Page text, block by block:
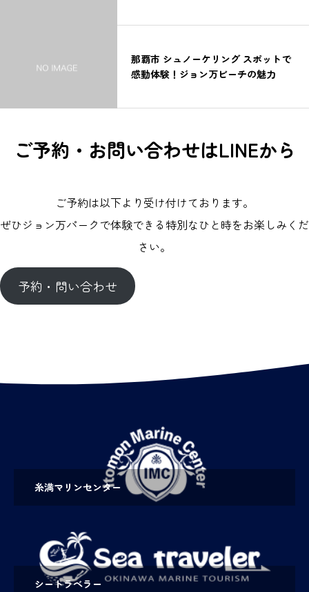
那覇市 シュノーケリング スポットで
感動体験！ジョン万ビーチの魅力
ご予約・お問い合わせはLINEから
ご予約は以下より受け付けております。
ぜひジョン万パークで体験できる特別なひと時をお楽しみくだ
さい。
予約・問い合わせ
糸満マリンセンター
シートラベラー